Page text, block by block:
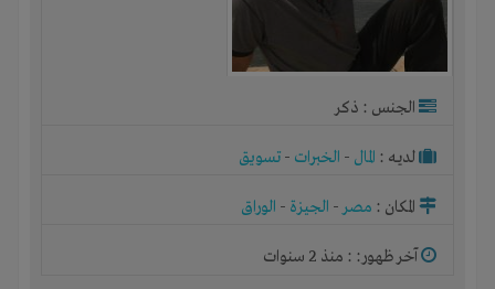
الجنس : ذكر
لديـه : المال - الخبرات - تسويق
المكان : مصر- الجيزة - الوراق
آخر ظهور: : منذ 2 سنوات